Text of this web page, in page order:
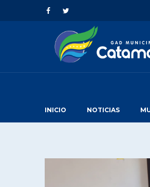
INICIO NOTICIAS